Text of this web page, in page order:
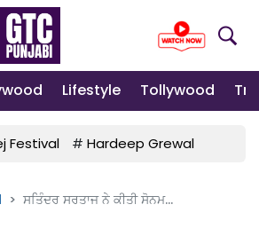
Lifestyle Tollywood
Festival # Hardeep Grewal
ਸਤਿੰਦਰ ਸਰਤਾਜ ਨੇ ਕੀਤੀ ਸੋਨਮ...